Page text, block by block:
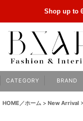
Shop up to
C A T E G O R Y B R A N D
HOME／ホーム > New Arrival >